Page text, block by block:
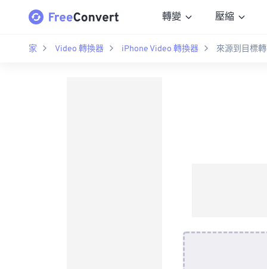
轉變 壓縮
家 Video 轉換器 iPhone Video 轉換器 來源到目標